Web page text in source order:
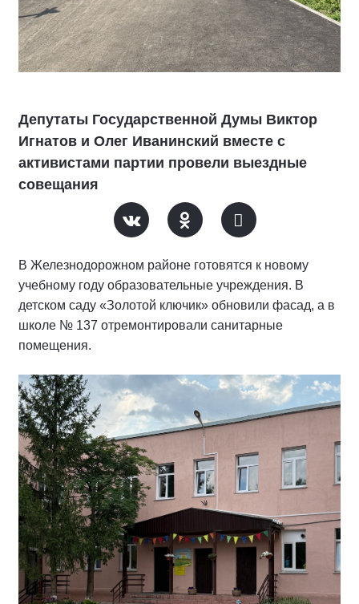
Депутаты Государственной Думы Виктор
Игнатов и Олег Иванинский вместе с
активистами партии провели выездные
совещания
В Железнодорожном районе готовятся к новому
учебному году образовательные учреждения. В
детском саду «Золотой ключик» обновили фасад, а в
школе № 137 отремонтировали санитарные
помещения.